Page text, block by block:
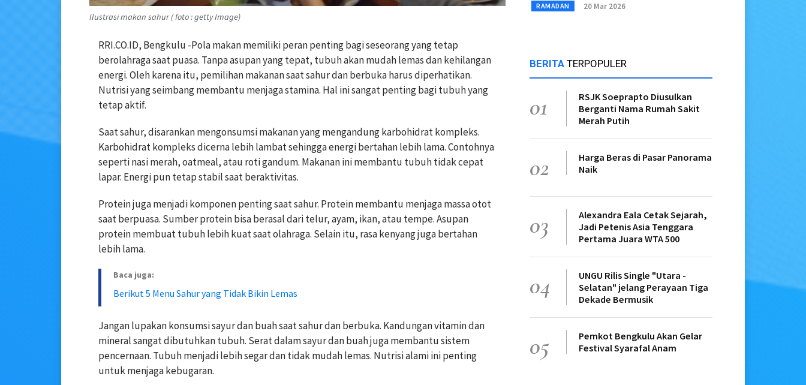
Ilustrasi makan sahur ( foto : getty Image)
RRI.CO.ID, Bengkulu -Pola makan memiliki peran penting bagi seseorang yang tetap
berolahraga saat puasa. Tanpa asupan yang tepat, tubuh akan mudah lemas dan kehilangan
energi. Oleh karena itu, pemilihan makanan saat sahur dan berbuka harus diperhatikan.
Nutrisi yang seimbang membantu menjaga stamina. Hal ini sangat penting bagi tubuh yang
tetap aktif.
Saat sahur, disarankan mengonsumsi makanan yang mengandung karbohidrat kompleks.
Karbohidrat kompleks dicerna lebih lambat sehingga energi bertahan lebih lama. Contohnya
seperti nasi merah, oatmeal, atau roti gandum. Makanan ini membantu tubuh tidak cepat
lapar. Energi pun tetap stabil saat beraktivitas.
Protein juga menjadi komponen penting saat sahur. Protein membantu menjaga massa otot
saat berpuasa. Sumber protein bisa berasal dari telur, ayam, ikan, atau tempe. Asupan
protein membuat tubuh lebih kuat saat olahraga. Selain itu, rasa kenyang juga bertahan
lebih lama.
Baca juga:
Berikut 5 Menu Sahur yang Tidak Bikin Lemas
Jangan lupakan konsumsi sayur dan buah saat sahur dan berbuka. Kandungan vitamin dan
mineral sangat dibutuhkan tubuh. Serat dalam sayur dan buah juga membantu sistem
pencernaan. Tubuh menjadi lebih segar dan tidak mudah lemas. Nutrisi alami ini penting
untuk menjaga kebugaran.
RAMADAN 20 Mar 2026
BERITA TERPOPULER
01
RSJK Soeprapto Diusulkan
Berganti Nama Rumah Sakit
Merah Putih
02
Harga Beras di Pasar Panorama
Naik
03
Alexandra Eala Cetak Sejarah,
Jadi Petenis Asia Tenggara
Pertama Juara WTA 500
04
UNGU Rilis Single "Utara -
Selatan" jelang Perayaan Tiga
Dekade Bermusik
05
Pemkot Bengkulu Akan Gelar
Festival Syarafal Anam